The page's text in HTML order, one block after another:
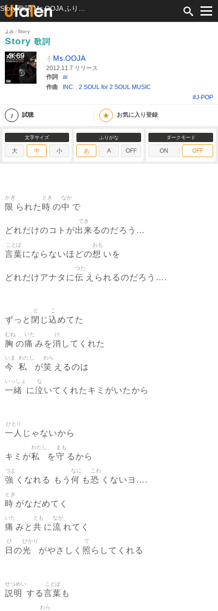
よみ：Story
Story 歌詞
Ms.OOJA
2012.11.7 リリース
作詞
ai
作曲
INC. , 2 SOUL for 2 SOUL MUSIC
#J-POP
試聴 ★ お気に入り登録
文字サイズ
大 中 小
ふりがな
あ A OFF
ダークモード
ON OFF
限
かぎ
られた 時
とき
の中
なか
で
どれだけのコトが出来
でき
るのだろう…
言葉
ことば
にならないほどの想
おも
いを
どれだけアナタに伝
つた
えられるのだろう….
ずっと 閉
と
じ込
こ
めてた
胸
むね
の痛
いた
みを消
け
してくれた
今
いま
私
わたし
が笑
わら
えるのは
一緒
いっしょ
に泣
な
いてくれたキミがいたから
一人
ひとり
じゃないから
キミが私
わたし
を守
まも
るから
強
つよ
くなれる もう 何
なに
も恐
こわ
くないヨ….
時
とき
がなだめてく
痛
いた
みと 共
とも
に流
なが
れてく
日
ひ
の光
ひかり
がやさしく 照
て
らしてくれる
説明
せつめい
する言葉
ことば
も
わら